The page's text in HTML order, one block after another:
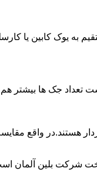
به یوک کابین یا
جک ها بیشتر هم
هستند.در واقع
شرکت بلین آلمان